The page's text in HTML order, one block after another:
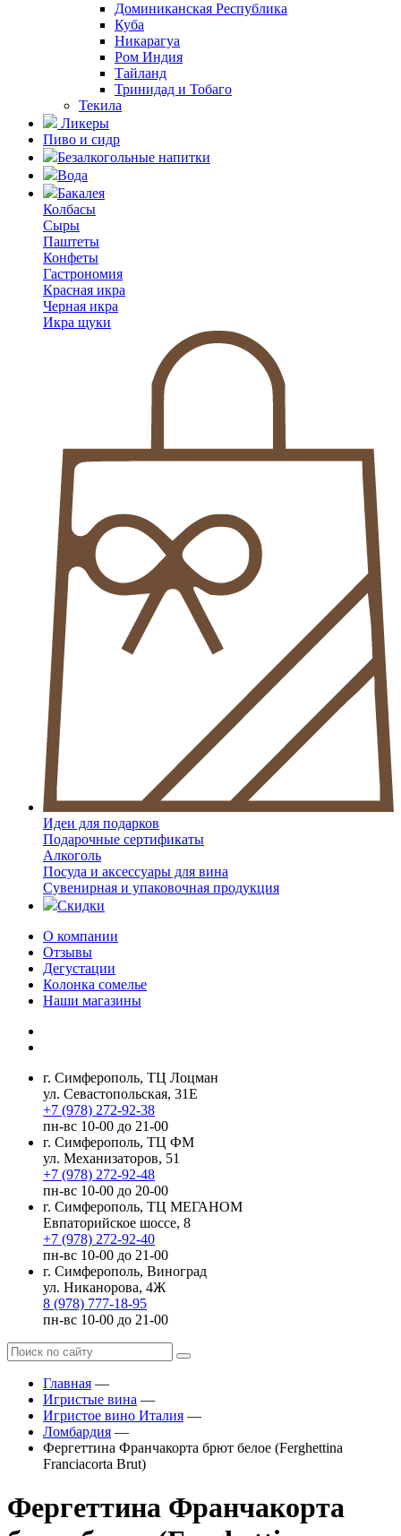
Доминиканская Республика
Куба
Никарагуа
Ром Индия
Тайланд
Тринидад и Тобаго
Текила
Ликеры
Пиво и сидр
Безалкогольные напитки
Вода
Бакалея
Колбасы
Сыры
Паштеты
Конфеты
Гастрономия
Красная икра
Черная икра
Икра щуки
Идеи для подарков
Подарочные сертификаты
Алкоголь
Посуда и аксессуары для вина
Сувенирная и упаковочная продукция
Скидки
О компании
Отзывы
Дегустации
Колонка сомелье
Наши магазины
г. Симферополь, ТЦ Лоцман
ул. Севастопольская, 31Е
+7 (978) 272-92-38
пн-вс 10-00 до 21-00
г. Симферополь, ТЦ ФМ
ул. Механизаторов, 51
+7 (978) 272-92-48
пн-вс 10-00 до 20-00
г. Симферополь, ТЦ МЕГАНОМ
Евпаторийское шоссе, 8
+7 (978) 272-92-40
пн-вс 10-00 до 21-00
г. Симферополь, Виноград
ул. Никанорова, 4Ж
8 (978) 777-18-95
пн-вс 10-00 до 21-00
Главная —
Игристые вина —
Игристое вино Италия —
Ломбардия —
Фергеттина Франчакорта брют белое (Ferghettina
Franciacorta Brut)
Фергеттина Франчакорта